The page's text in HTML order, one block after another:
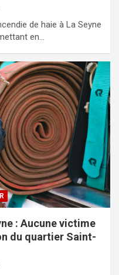
de haie à La Seyne
en…
: Aucune victime
du quartier Saint-